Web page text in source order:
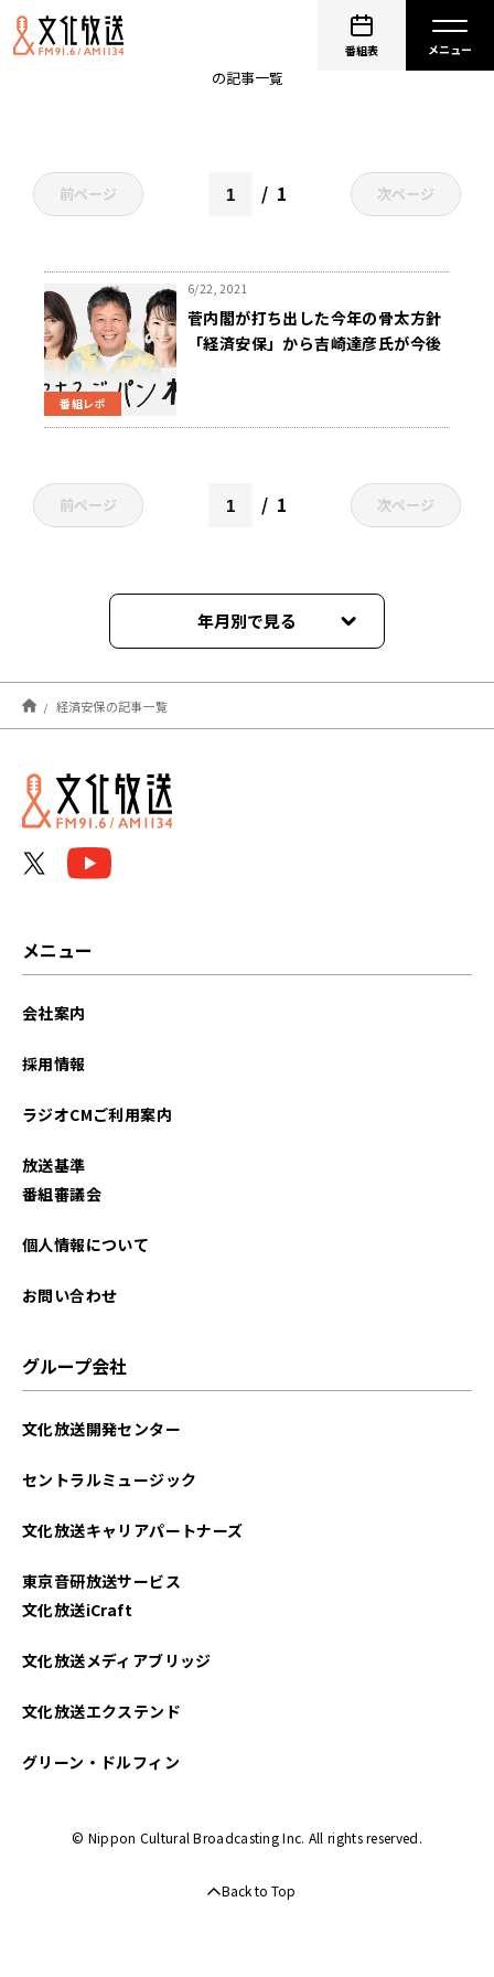
番組表
の記事一覧
前ページ 1 次ページ
番組レポ
6/22, 2021
菅内閣が打ち出した今年の骨太方針
「経済安保」から吉崎達彦氏が今後
前ページ 1 次ページ
年月別で見る
2021年06月
経済安保の記事一覧
メニュー
会社案内
採用情報
ラジオCMご利用案内
放送基準
番組審議会
個人情報について
お問い合わせ
グループ会社
文化放送開発センター
セントラルミュージック
文化放送キャリアパートナーズ
東京音研放送サービス
文化放送iCraft
文化放送メディアブリッジ
文化放送エクステンド
グリーン・ドルフィン
© Nippon Cultural Broadcasting Inc. All rights reserved.
Back to Top